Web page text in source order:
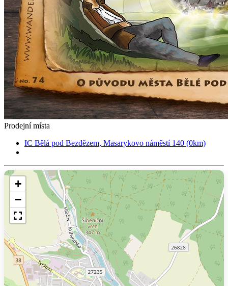
Prodejní místa
IC Bělá pod Bezdězem, Masarykovo náměstí 140 (0km)
+
−